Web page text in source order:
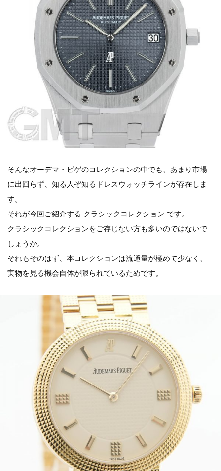
そんなオーデマ・ピゲのコレクションの中でも、あまり市場
に出回らず、知る人ぞ知るドレスウォッチラインが存在しま
す。
それが今回ご紹介する クラシックコレクション です。
クラシックコレクションをご存じない方も多いのではないで
しょうか。
それもそのはず、本コレクションは流通量が極めて少なく、
実物を見る機会自体が限られているためです。